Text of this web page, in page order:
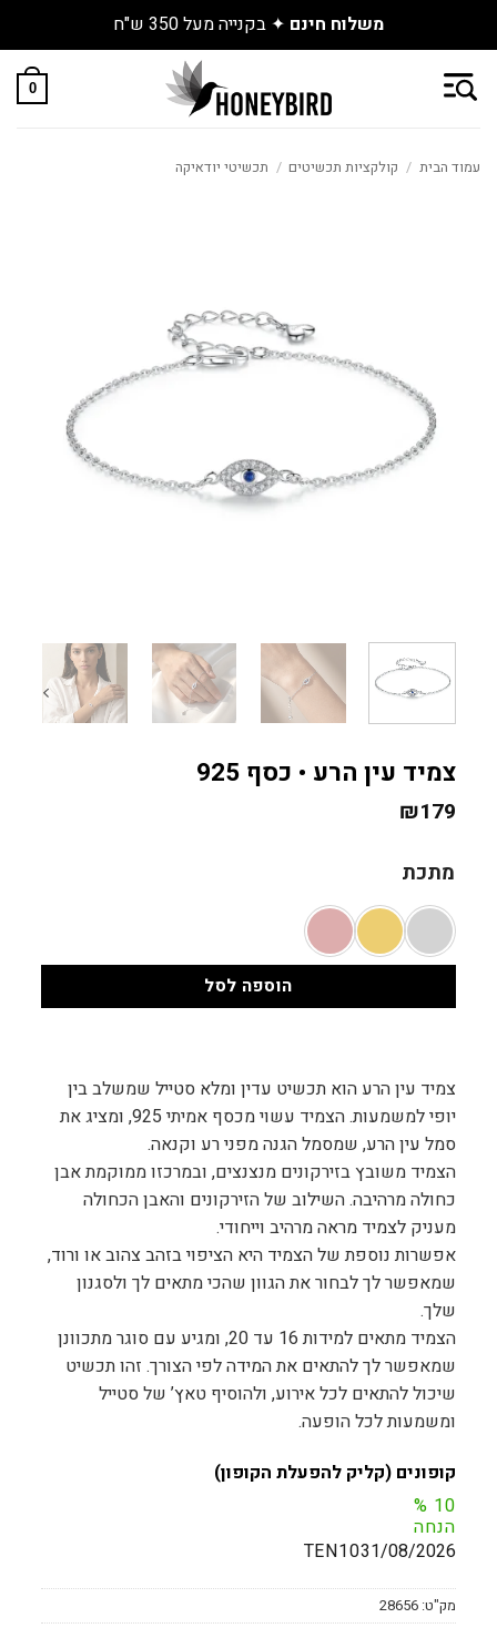
החדשים שנחתו באתר
0
עמוד הבית / קולקציות תכשיטים / תכשיטי יודאיקה
צמיד עין הרע • כסף 925
₪179
מתכת
הוספה לסל
צמיד עין הרע הוא תכשיט עדין ומלא סטייל שמשלב בין
יופי למשמעות. הצמיד עשוי מכסף אמיתי 925, ומציג את
סמל עין הרע, שמסמל הגנה מפני רע וקנאה.
הצמיד משובץ בזירקונים מנצנצים, ובמרכזו ממוקמת אבן
כחולה מרהיבה. השילוב של הזירקונים והאבן הכחולה
מעניק לצמיד מראה מרהיב וייחודי.
אפשרות נוספת של הצמיד היא הציפוי בזהב צהוב או ורוד,
שמאפשר לך לבחור את הגוון שהכי מתאים לך ולסגנון
שלך.
הצמיד מתאים למידות 16 עד 20, ומגיע עם סוגר מתכוונן
שמאפשר לך להתאים את המידה לפי הצורך. זהו תכשיט
שיכול להתאים לכל אירוע, ולהוסיף טאץ’ של סטייל
ומשמעות לכל הופעה.
קופונים (קליק להפעלת הקופון)
10
%
הנחה
TEN1031/08/2026
מק"ט:28656